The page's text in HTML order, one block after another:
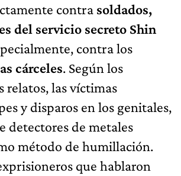
contra soldados,
del servicio secreto Shin
contra los
cárceles. Según los
relatos, las víctimas
y disparos en los genitales,
detectores de metales
método de humillación.
que hablaron